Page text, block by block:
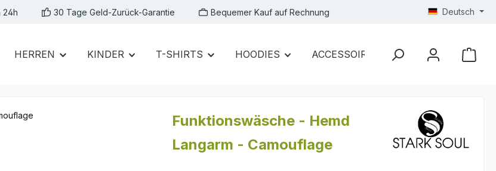
24h 30 Tage Geld-Zurück-Garantie Bequemer Kauf auf Rechnung Deutsch
HERREN KINDER T-SHIRTS HOODIES ACCESSOIRES SALE
Funktionswäsche - Hemd
Langarm - Camouflage